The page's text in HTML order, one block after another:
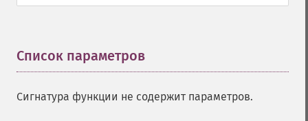
Список параметров
Сигнатура функции не содержит параметров.